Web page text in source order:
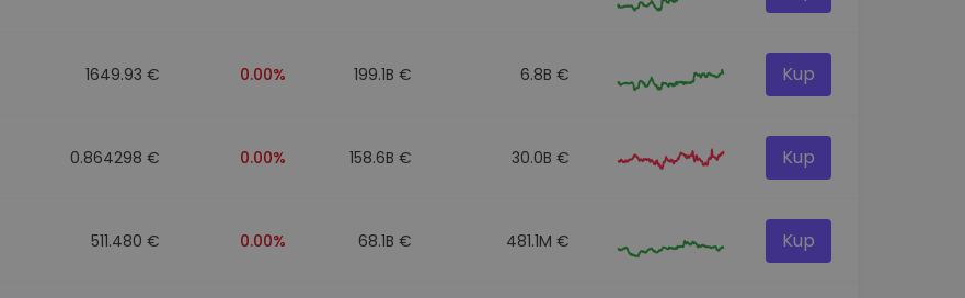
1649.93 € 0.00% 199.1B € 6.8B € Kup
0.864298 € 0.00% 158.6B € 30.0B € Kup
511.480 € 0.00% 68.1B € 481.1M € Kup